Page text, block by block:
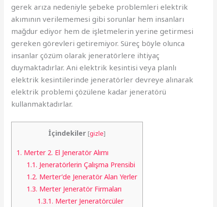
gerek arıza nedeniyle şebeke problemleri elektrik
akımının verilememesi gibi sorunlar hem insanları
mağdur ediyor hem de işletmelerin yerine getirmesi
gereken görevleri getiremiyor. Süreç böyle olunca
insanlar çözüm olarak jeneratörlere ihtiyaç
duymaktadırlar. Ani elektrik kesintisi veya planlı
elektrik kesintilerinde jeneratörler devreye alınarak
elektrik problemi çözülene kadar jeneratörü
kullanmaktadırlar.
İçindekiler [gizle]
1. Merter 2. El Jeneratör Alımı
1.1. Jeneratörlerin Çalışma Prensibi
1.2. Merter’de Jeneratör Alan Yerler
1.3. Merter Jeneratör Firmaları
1.3.1. Merter Jeneratörcüler